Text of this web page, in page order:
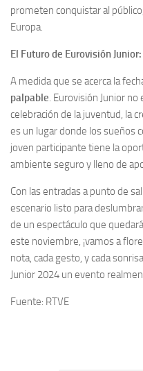
prometen conquistar al
Europa.
El Futuro de Eurovisión
A medida que se acerca la
palpable. Eurovisión Junior
celebración de la juventud, la
es un lugar donde los sueños
joven participante tiene la
ambiente seguro y lleno de
Con las entradas a punto de
escenario listo para
de un espectáculo que
este noviembre, ¡vamos a
nota, cada gesto, y cada
Junior 2024 un evento
Fuente: RTVE